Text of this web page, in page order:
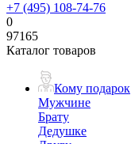
+7 (495) 108-74-76
0
97165
Каталог товаров
Кому подарок
Мужчине
Брату
Дедушке